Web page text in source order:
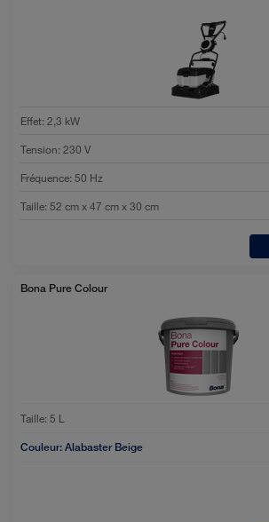
Effet:2,3 kW
Tension:230 V
Fréquence:50 Hz
Taille:52 cm x 47 cm x 30 cm
Bona Pure Colour
Taille: 5 L
Couleur: Alabaster Beige